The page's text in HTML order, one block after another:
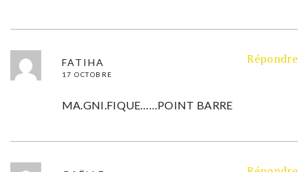
FATIHA
17 OCTOBRE
Répondre
MA.GNI.FIQUE……POINT BARRE